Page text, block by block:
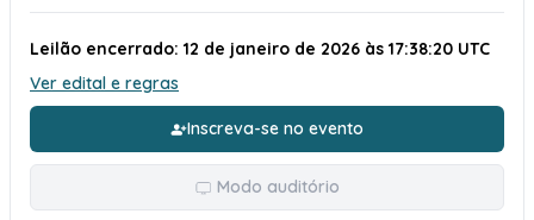
Leilão encerrado: 12 de janeiro de 2026 às 17:38:20 UTC
Ver edital e regras
Inscreva-se no evento
Modo auditório